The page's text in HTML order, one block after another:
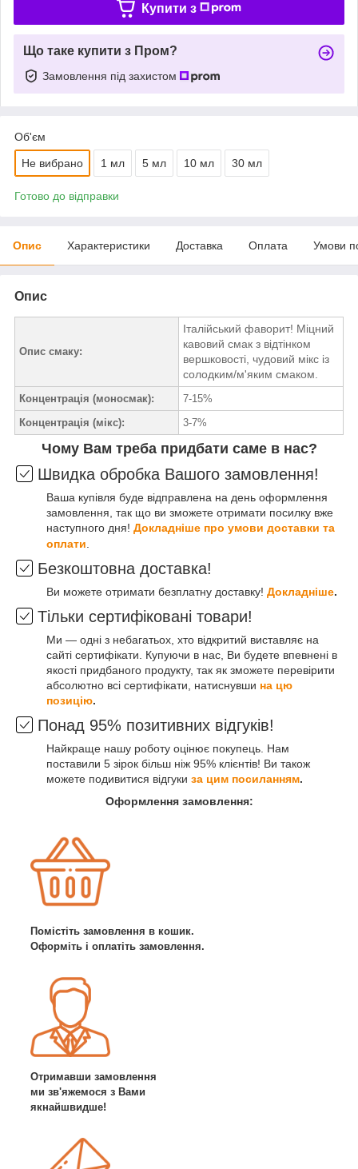
Купити з
Що таке купити з Пром?
Замовлення під захистом
Об'єм
Не вибрано 1 мл 5 мл 10 мл 30 мл
Готово до відправки
Опис Характеристики Доставка Оплата Умови
Опис
Опис смаку:
Італійський фаворит! Міцний
кавовий смак з відтінком
вершковості, чудовий мікс із
солодким/м'яким смаком.
Концентрація (моносмак):
7-15%
Концентрація (мікс):
3-7%
Чому Вам треба придбати саме в нас?
Швидка обробка Вашого замовлення!
Ваша купівля буде відправлена на день оформлення
замовлення, так що ви зможете отримати посилку вже
наступного дня! Докладніше про умови доставки та
оплати
Безкоштовна доставка!
Ви можете отримати безплатну доставку! Докладніше.
Тільки сертифіковані товари!
Ми — одні з небагатьох, хто відкритий виставляє на
сайті сертифікати. Купуючи в нас, Ви будете впевнені в
якості придбаного продукту, так як зможете перевірити
абсолютно всі сертифікати, натиснувши на цю
позицію.
Понад 95% позитивних відгуків!
Найкраще нашу роботу оцінює покупець. Нам
поставили 5 зірок більш ніж 95% клієнтів! Ви також
можете подивитися відгуки за цим посиланням.
Оформлення замовлення:
Помістіть замовлення в кошик.
Оформіть і оплатіть замовлення.
Отримавши замовлення
ми зв'яжемося з Вами
якнайшвидше!